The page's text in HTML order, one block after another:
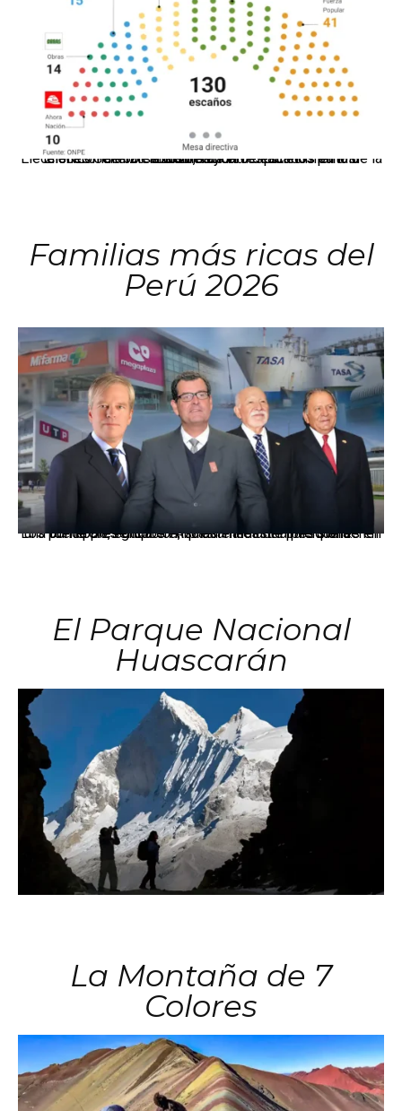
El JNE oficializó la distribución de escaños para la elección de 60 senadores y 130 diputados en las Elecciones Generales 2026, tras el restablecimiento de la Bicameralidad.
Familias más ricas del
Perú 2026
Los principales grupos empresariales del país mantienen una fuerte presencia en Áncash mediante inversiones en comercio, educación, salud e industria pesquera.
El Parque Nacional
Huascarán
La Montaña de 7
Colores